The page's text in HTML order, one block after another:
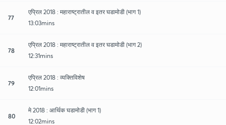
77
एप्रिल 2018 : महाराष्ट्रातील व इतर घडामोडी (भाग 1)
13:03mins
78
एप्रिल 2018 : महाराष्ट्रातील व इतर घडामोडी (भाग 2)
12:31mins
79
एप्रिल 2018 : व्यक्तिविशेष
12:01mins
80
मे 2018 : आर्थिक घडामोडी (भाग 1)
12:02mins